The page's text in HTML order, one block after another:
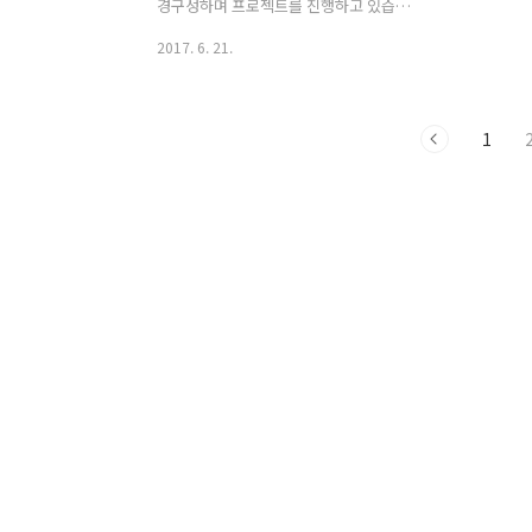
경구성하며 프로젝트를 진행하고 있습니
2017. 6. 21.
1 2